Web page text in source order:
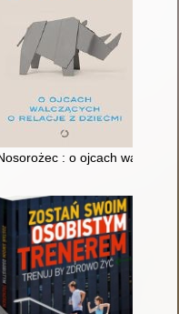
sobie z męską depresją
: o ojcach